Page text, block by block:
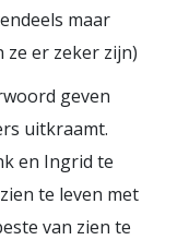
maar
ze er zeker zijn)
geven
uitkraamt.
en Ingrid te
te leven met
van zien te